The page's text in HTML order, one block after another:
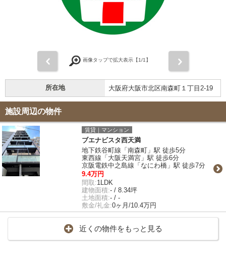
画像タップで拡大表示【1/1】
所在地 大阪府大阪市北区南森町１丁目2-19
施設周辺の物件
賃貸｜マンション
ブエナビスタ西天満
地下鉄谷町線「南森町」駅 徒歩5分
東西線「大阪天満宮」駅 徒歩6分
京阪電鉄中之島線「なにわ橋」駅 徒歩7分
9.4万円
間取:1LDK
建物面積:- / 8.34坪
土地面積:- / -
敷金/礼金:0ヶ月/10.4万円
近くの物件をもっと見る